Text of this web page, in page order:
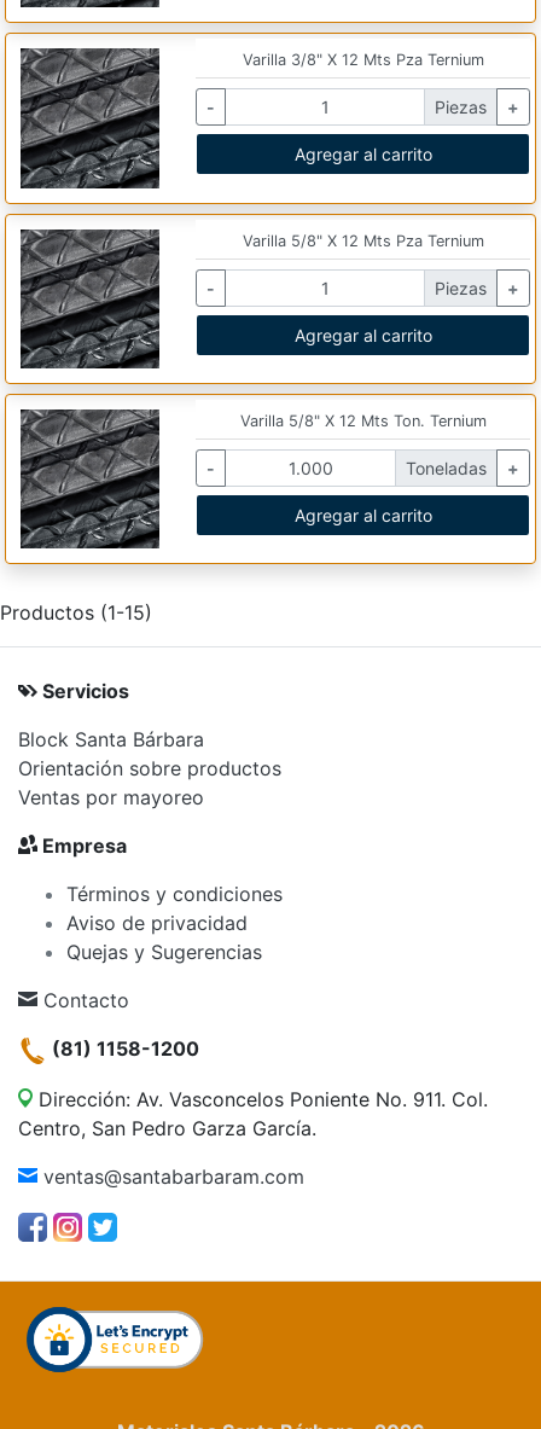
Varilla 3/8" X 12 Mts Pza Ternium
- Piezas +
Agregar al carrito
Varilla 5/8" X 12 Mts Pza Ternium
- Piezas +
Agregar al carrito
Varilla 5/8" X 12 Mts Ton. Ternium
- Toneladas +
Agregar al carrito
Productos (1-15)
Servicios
Block Santa Bárbara
Orientación sobre productos
Ventas por mayoreo
Empresa
Términos y condiciones
Aviso de privacidad
Quejas y Sugerencias
Contacto
(81) 1158-1200
Dirección: Av. Vasconcelos Poniente No. 911. Col.
Centro, San Pedro Garza García.
ventas@santabarbaram.com